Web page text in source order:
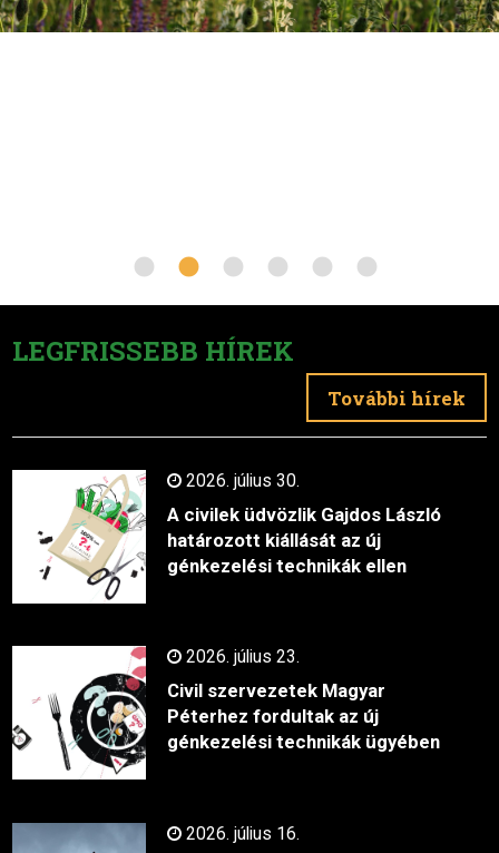
LEGFRISSEBB HÍREK
További hírek
2026. július 30.
A civilek üdvözlik Gajdos László
határozott kiállását az új
génkezelési technikák ellen
2026. július 23.
Civil szervezetek Magyar
Péterhez fordultak az új
génkezelési technikák ügyében
2026. július 16.